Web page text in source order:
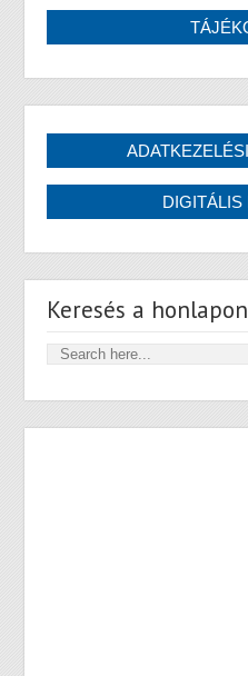
Keresés a honlapon